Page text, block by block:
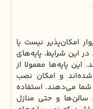
امکان‌پذیر نیست یا
این شرایط، پایه‌های
پایه‌ها معمولا از
و امکان نصب
شما می‌دهند. استفاده
سالن‌ها و حتی منازل